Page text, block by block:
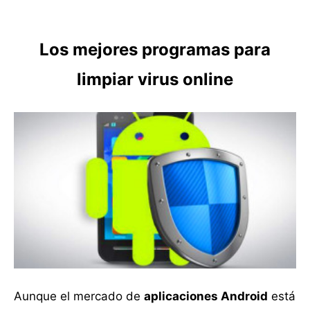
Los mejores programas para
limpiar virus online
Aunque el mercado de aplicaciones Android está